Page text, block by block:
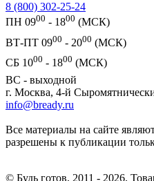
8 (800) 302-25-24
ПН 0900 - 1800 (МСК)
ВТ-ПТ 0900 - 2000 (МСК)
СБ 1000 - 1800 (МСК)
ВС - выходной
г. Москва, 4-й
info@bready.ru
Все материалы на сайте
разрешены к публикации
© Будь готов, 2011 - 2026.